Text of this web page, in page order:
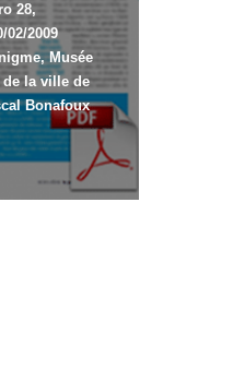
28,
02/2009
Musée
de la ville de
Bonafoux